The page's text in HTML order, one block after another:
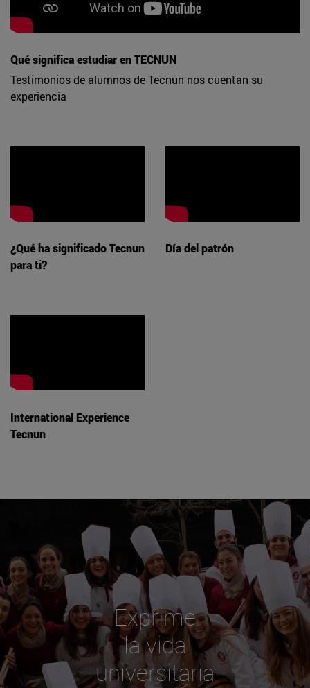
Qué significa estudiar en TECNUN
Testimonios de alumnos de Tecnun nos cuentan su
experiencia
¿Qué ha significado Tecnun
para ti?
Día del patrón
International Experience
Tecnun
Exprime
la vida
universitaria